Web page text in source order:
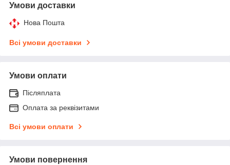
Умови доставки
Нова Пошта
Всі умови доставки
Умови оплати
Післяплата
Оплата за реквізитами
Всі умови оплати
Умови повернення